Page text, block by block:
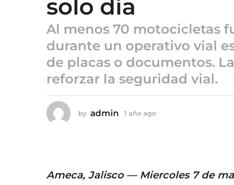
a
ñ
o
a
o
solo día
Al menos 70 motocicletas
durante un operativo vial
de placas o documentos.
reforzar la seguridad vial.
by admin 1 año ago
Ameca, Jalisco — Miercoles 7 de